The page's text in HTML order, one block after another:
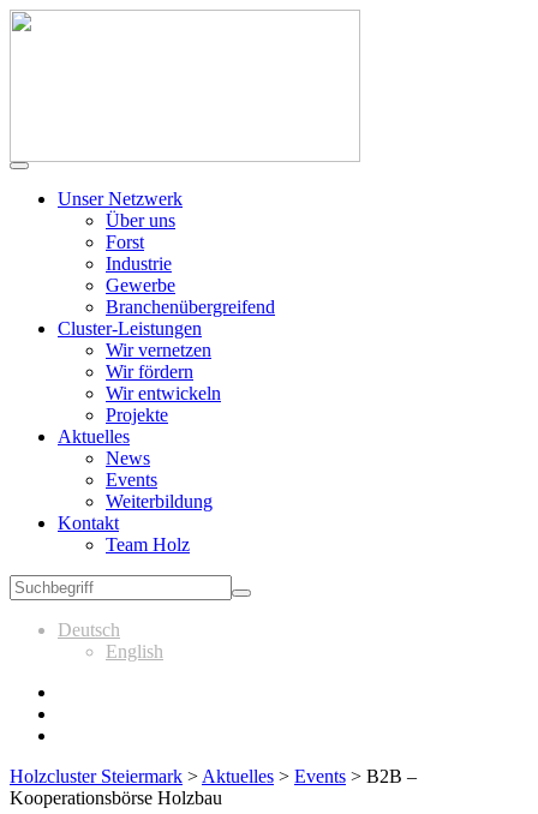
Unser Netzwerk
Über uns
Forst
Industrie
Gewerbe
Branchenübergreifend
Cluster-Leistungen
Wir vernetzen
Wir fördern
Wir entwickeln
Projekte
Aktuelles
News
Events
Weiterbildung
Kontakt
Team Holz
Deutsch
English
Holzcluster Steiermark > Aktuelles > Events > B2B –
Kooperationsbörse Holzbau